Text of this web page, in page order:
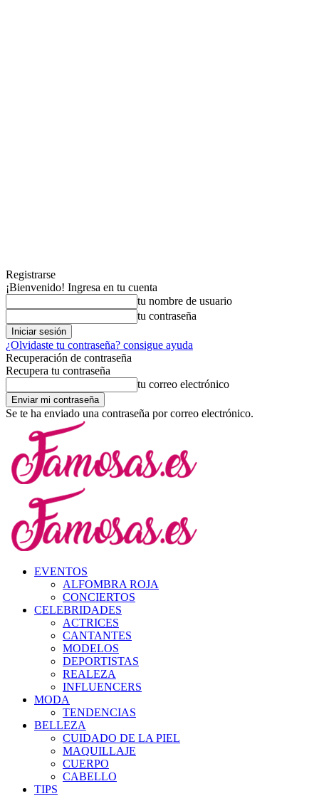
Registrarse
¡Bienvenido! Ingresa en tu cuenta
tu nombre de usuario
tu contraseña
¿Olvidaste tu contraseña? consigue ayuda
Recuperación de contraseña
Recupera tu contraseña
tu correo electrónico
Se te ha enviado una contraseña por correo electrónico.
EVENTOS
ALFOMBRA ROJA
CONCIERTOS
CELEBRIDADES
ACTRICES
CANTANTES
MODELOS
DEPORTISTAS
REALEZA
INFLUENCERS
MODA
TENDENCIAS
BELLEZA
CUIDADO DE LA PIEL
MAQUILLAJE
CUERPO
CABELLO
TIPS